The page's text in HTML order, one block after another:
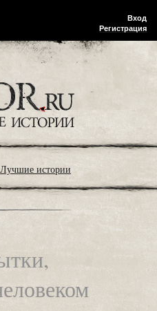
Вход
Регистрация
Лучшие истории